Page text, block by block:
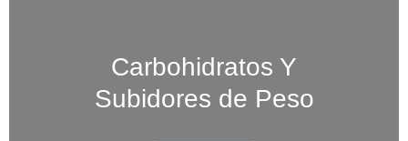
Carbohidratos Y
Subidores de Peso